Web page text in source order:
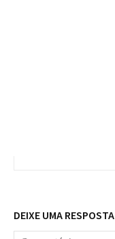
DEIXE UMA RESPOSTA